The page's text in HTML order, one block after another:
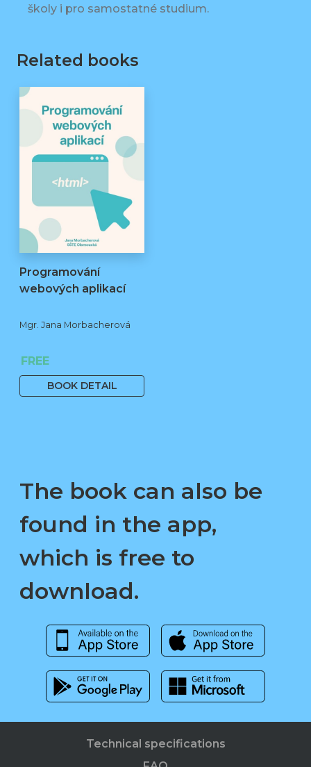
školy i pro samostatné studium.
Related books
Programování
webových aplikací
Mgr. Jana Morbacherová
FREE
BOOK DETAIL
The book can also be
found in the app,
which is free to
download.
Technical specifications